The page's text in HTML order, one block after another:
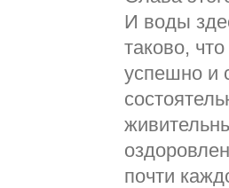
И воды
таково,
успешно и
почти